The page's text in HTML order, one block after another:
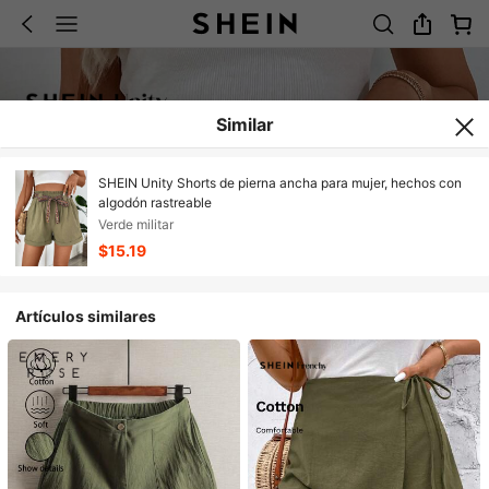
Similar
SHEIN Unity Shorts de pierna ancha para mujer, hechos con
algodón rastreable
Verde militar
$15.19
Artículos similares